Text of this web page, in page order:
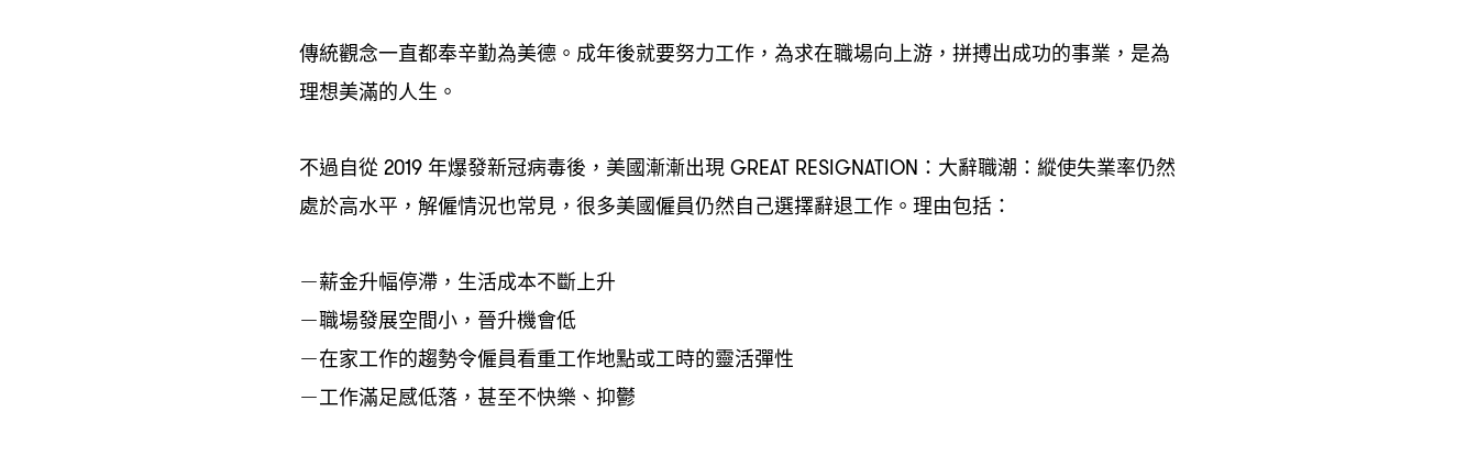
傳統觀念一直都奉辛勤為美德。成年後就要努力工作 ， 為求在職場向上游 ， 拼搏出成功的事業 ， 是為
理想美滿的人生。
不過自從 2019 年爆發新冠病毒後 ， 美國漸漸出現GREAT RESIGNATION： 大辭職潮 ： 縱使失業率仍然
處於高水平 ， 解僱情況也常見 ， 很多美國僱員仍然自己選擇辭退工作。理由包括 ：
－薪金升幅停滯 ， 生活成本不斷上升
－職場發展空間小 ， 晉升機會低
－在家工作的趨勢令僱員看重工作地點或工時的靈活彈性
－工作滿足感低落 ， 甚至不快樂、抑鬱